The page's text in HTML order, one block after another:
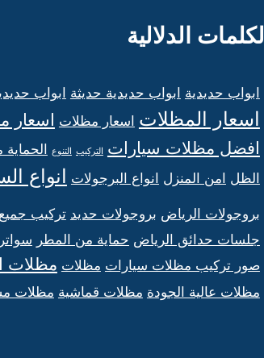
الكلمات الدلالية
ابواب حديدية ابواب حديدية حديثة ابواب
اسعار المظلات اسعار مظلات اسعار
افضل مظلات سيارات التركيب التنوع
الظل امن المنزل انواع البرجولات انواع
بروجولات الرياض بروجولات حديد تركيب
جلسات حدائق الرياض حماية من المطر
صور تركيب مظلات سيارات مظلات مظلات
مظلات عالية الجودة مظلات قماشية مظلات